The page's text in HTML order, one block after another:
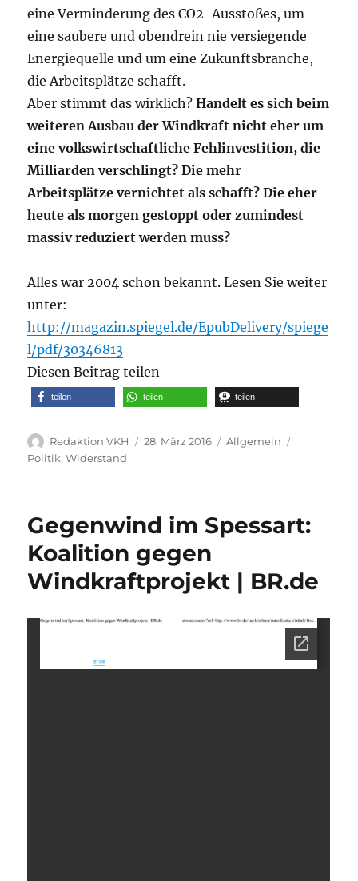
eine Verminderung des CO2-Ausstoßes, um
eine saubere und obendrein nie versiegende
Energiequelle und um eine Zukunftsbranche,
die Arbeitsplätze schafft.
Aber stimmt das wirklich?Handelt es sich beim
weiteren Ausbau der Windkraft nicht eher um
eine volkswirtschaftliche Fehlinvestition, die
Milliarden verschlingt? Die mehr
Arbeitsplätze vernichtet alsschafft? Die eher
heute als morgen gestoppt oder zumindest
massiv reduziert werden muss?
Alles war 2004 schon bekannt. Lesen Sie weiter
unter:
http://magazin.spiegel.de/EpubDelivery/spiege
l/pdf/30346813
Diesen Beitrag teilen
teilen teilen teilen
Autor
Redaktion VKH
Veröffentlicht
28. März 2016 Kategorien
Allgemein
Politik,Widerstand
Gegenwind im Spessart:
Koalition gegen
Windkraftprojekt | BR.de